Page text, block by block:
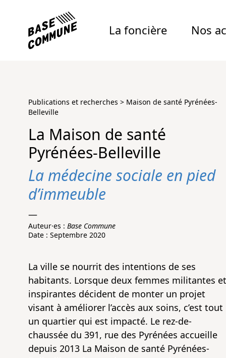
La foncière Nos
Publications et recherches > Maison de santé Pyrénées-
Belleville
La Maison de santé
Pyrénées-Belleville
La médecine sociale en pied
d’immeuble
—
Auteur·es : Base Commune
Date : Septembre 2020
La ville se nourrit des intentions de ses
habitants. Lorsque deux femmes militantes et
inspirantes décident de monter un projet
visant à améliorer l’accès aux soins, c’est tout
un quartier qui est impacté. Le rez-de-
chaussée du 391, rue des Pyrénées accueille
depuis 2013 La Maison de santé Pyrénées-